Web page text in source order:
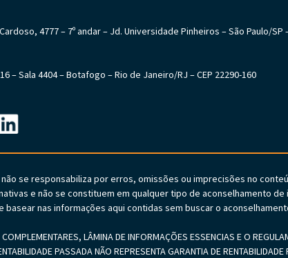
4777 – 7º andar – Jd. Universidade Pinheiros – São Paulo/SP
– Sala 4404 – Botafogo – Rio de Janeiro/RJ – CEP 22290-160
se responsabiliza por erros, omissões ou imprecisões no
e não se constituem em qualquer tipo de aconselhamento
nas informações aqui contidas sem buscar o
LÂMINA DE INFORMAÇÕES ESSENCIAS E O
PASSADA NÃO REPRESENTA GARANTIA DE